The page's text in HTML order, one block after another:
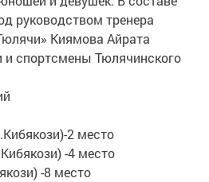
руководством тренера
Киямова Айрата
спортсмены Тюлячинского
2 место
-4 место
-8 место